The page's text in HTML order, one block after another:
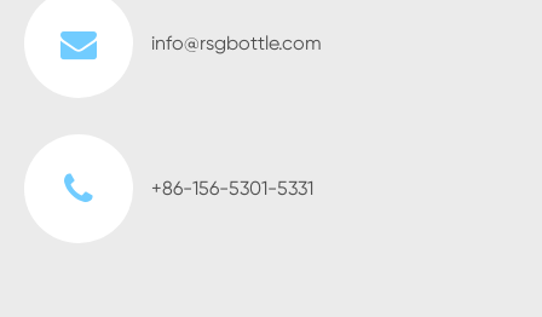
info@rsgbottle.com
+86-156-5301-5331